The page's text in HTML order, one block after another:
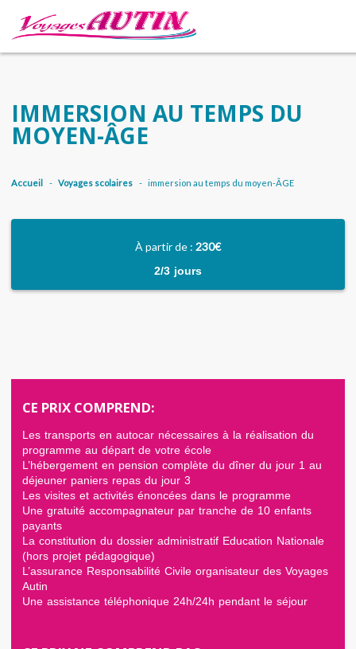
IMMERSION AU TEMPS DU
MOYEN-ÂGE
Accueil - Voyages scolaires - immersion au temps du moyen-ÂGE
À partir de : 230€
2/3 jours
CE PRIX COMPREND:
Les transports en autocar nécessaires à la réalisation du
programme au départ de votre école
L’hébergement en pension complète du dîner du jour 1 au
déjeuner paniers repas du jour 3
Les visites et activités énoncées dans le programme
Une gratuité accompagnateur par tranche de 10 enfants
payants
La constitution du dossier administratif Education Nationale
(hors projet pédagogique)
L’assurance Responsabilité Civile organisateur des Voyages
Autin
Une assistance téléphonique 24h/24h pendant le séjour